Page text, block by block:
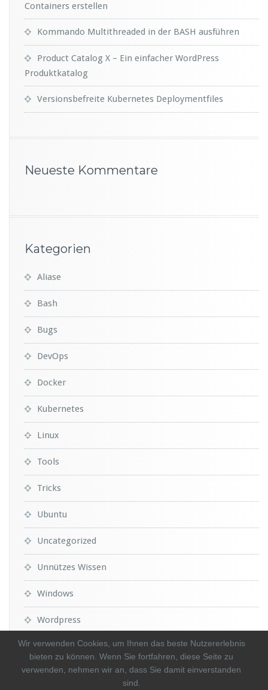
Containers erstellen
Kommando Multithreaded in der BASH ausführen
Product Catalog X – Ein einfacher WordPress
Produktkatalog
Versionsbefreite Kubernetes Deploymentfiles
Neueste Kommentare
Kategorien
Aliase
Bash
Bugs
DevOps
Docker
Kubernetes
Linux
Tools
Tricks
Ubuntu
Uncategorized
Unnützes Wissen
Windows
Wordpress
Wir verwenden Cookies, um Ihnen das beste Nutzererlebnis
bieten zu können. Wenn Sie fortfahren, diese Seite zu
verwenden, nehmen wir an, dass Sie damit einverstanden
sind.